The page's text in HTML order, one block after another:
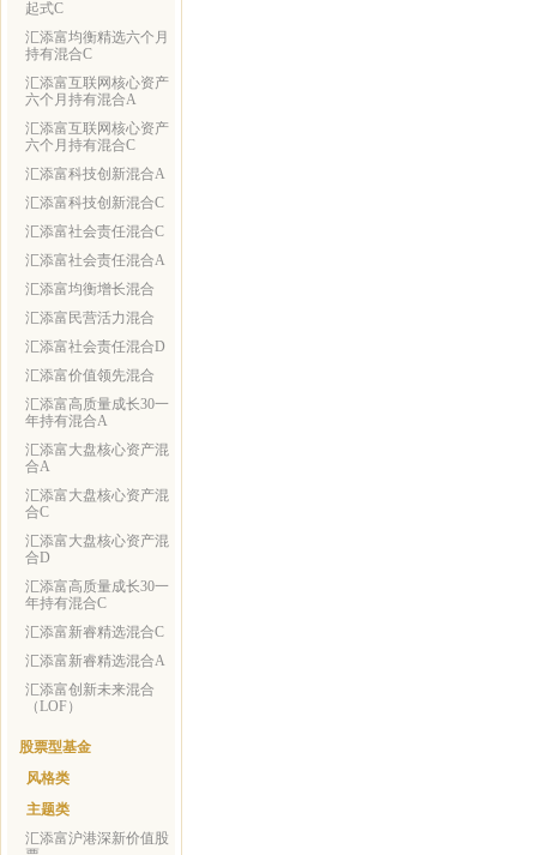
起式C
汇添富均衡精选六个月
持有混合C
汇添富互联网核心资产
六个月持有混合A
汇添富互联网核心资产
六个月持有混合C
汇添富科技创新混合A
汇添富科技创新混合C
汇添富社会责任混合C
汇添富社会责任混合A
汇添富均衡增长混合
汇添富民营活力混合
汇添富社会责任混合D
汇添富价值领先混合
汇添富高质量成长30一
年持有混合A
汇添富大盘核心资产混
合A
汇添富大盘核心资产混
合C
汇添富大盘核心资产混
合D
汇添富高质量成长30一
年持有混合C
汇添富新睿精选混合C
汇添富新睿精选混合A
汇添富创新未来混合
（LOF）
股票型基金
风格类
主题类
汇添富沪港深新价值股